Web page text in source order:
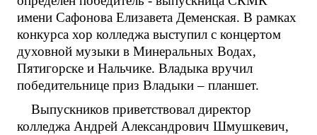
имени Сафонова Елизавета Деменская. В рамках
конкурса хор колледжа выступил с концертом
духовной музыки в Минеральных Водах,
Пятигорске и Нальчике. Владыка вручил
победительнице приз Владыки – планшет.
Выпускников приветствовал директор
колледжа Андрей Александрович Шмушкевич,